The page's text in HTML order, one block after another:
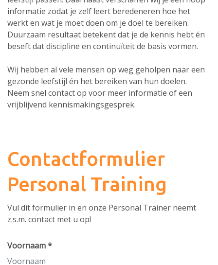
informatie zodat je zelf leert beredeneren hoe het
werkt en wat je moet doen om je doel te bereiken.
Duurzaam resultaat betekent dat je de kennis hebt én
beseft dat discipline en continuïteit de basis vormen.
Wij hebben al vele mensen op weg geholpen naar een
gezonde leefstijl én het bereiken van hun doelen.
Neem snel contact op voor meer informatie of een
vrijblijvend kennismakingsgesprek.
Contactformulier
Personal Training
Vul dit formulier in en onze Personal Trainer neemt
z.s.m. contact met u op!
Voornaam *